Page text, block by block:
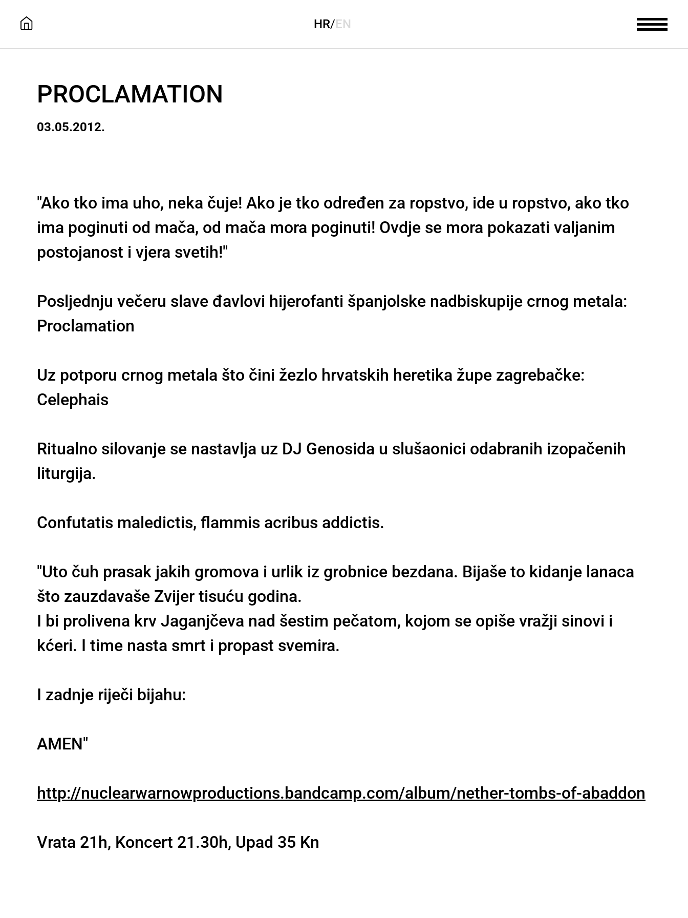
HR/EN
PROCLAMATION
03.05.2012.
"Ako tko ima uho, neka čuje! Ako je tko određen za ropstvo, ide u ropstvo, ako tko
ima poginuti od mača, od mača mora poginuti! Ovdje se mora pokazati valjanim
postojanost i vjera svetih!"
Posljednju večeru slave đavlovi hijerofanti španjolske nadbiskupije crnog metala:
Proclamation
Uz potporu crnog metala što čini žezlo hrvatskih heretika župe zagrebačke:
Celephais
Ritualno silovanje se nastavlja uz DJ Genosida u slušaonici odabranih izopačenih
liturgija.
Confutatis maledictis, flammis acribus addictis.
"Uto čuh prasak jakih gromova i urlik iz grobnice bezdana. Bijaše to kidanje lanaca
što zauzdavaše Zvijer tisuću godina.
I bi prolivena krv Jaganjčeva nad šestim pečatom, kojom se opiše vražji sinovi i
kćeri. I time nasta smrt i propast svemira.
I zadnje riječi bijahu:
AMEN"
http://nuclearwarnowproductions.bandcamp.com/album/nether-tombs-of-abaddon
Vrata 21h, Koncert 21.30h, Upad 35 Kn